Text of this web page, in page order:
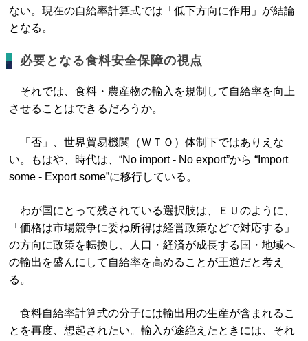
ない。現在の自給率計算式では「低下方向に作用」が結論
となる。
必要となる食料安全保障の視点
それでは、食料・農産物の輸入を規制して自給率を向上
させることはできるだろうか。
「否」、世界貿易機関（ＷＴＯ）体制下ではありえな
い。もはや、時代は、“No import ‐ No export”から “Import
some - Export some”に移行している。
わが国にとって残されている選択肢は、ＥＵのように、
「価格は市場競争に委ね所得は経営政策などで対応する」
の方向に政策を転換し、人口・経済が成長する国・地域へ
の輸出を盛んにして自給率を高めることが王道だと考え
る。
食料自給率計算式の分子には輸出用の生産が含まれるこ
とを再度、想起されたい。輸入が途絶えたときには、それ